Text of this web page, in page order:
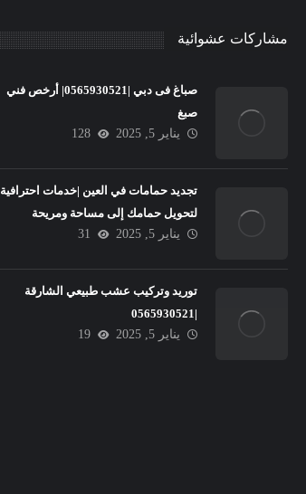
مشاركات عشوائية
صباغ فى دبي |0565930521| أرخص فني
صبغ
يناير 5, 2025
128
تجديد حمامات في العين |خدمات احترافية
لتحويل حمامك إلى مساحة ومريحة
يناير 5, 2025
31
توريد وتركيب عشب طبيعي الشارقة
|0565930521
يناير 5, 2025
19